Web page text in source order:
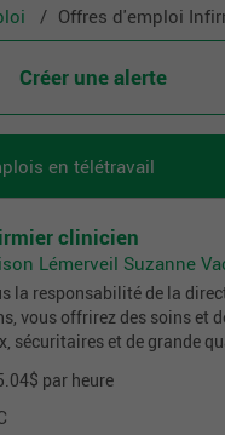
Offres d'emploi
Créer une alerte
en télétravail
clinicien
Lémerveil Suzanne
la responsabilité de la
vous offrirez des soins et
sécuritaires et de grande
par heure